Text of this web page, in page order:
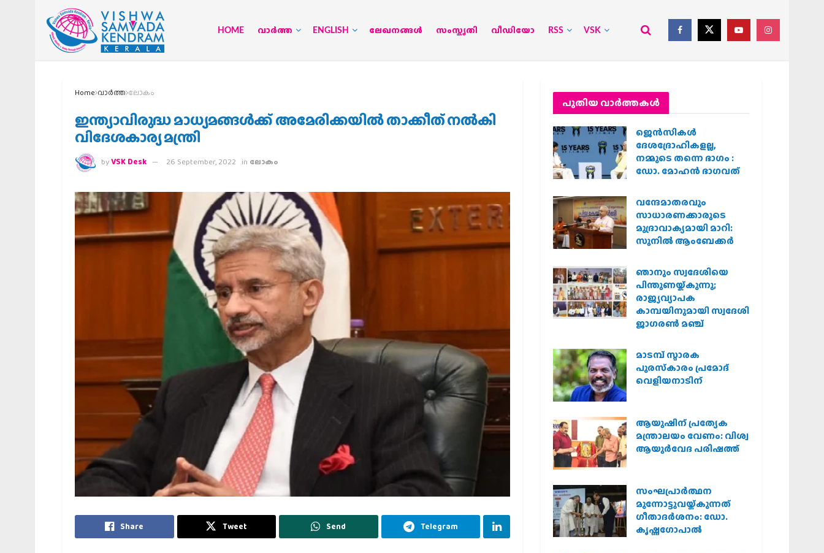
HOME വാര്‍ത്ത ENGLISH ലേഖനങ്ങള്‍ സംസ്കൃതി വീഡിയോ RSS VSK
Home വാര്‍ത്ത ലോകം
ഇന്ത്യാവിരുദ്ധ മാധ്യമങ്ങള്‍ക്ക് അമേരിക്കയില്‍ താക്കീത് നല്‍കി
വിദേശകാര്യ മന്ത്രി
byVSK Desk 26 September, 2022 in ലോകം
Share Tweet Send Telegram
പുതിയ വാര്‍ത്തകള്‍
ജെന്‍സികള്‍
ദേശദ്രോഹികളല്ല,
നമ്മുടെ തന്നെ ഭാഗം :
ഡോ. മോഹന്‍ ഭാഗവത്
വന്ദേമാതരവും
സാധാരണക്കാരുടെ
മുദ്രാവാക്യമായി മാറി:
സുനിൽ ആംബേക്കർ
ഞാനും സ്വദേശിയെ
പിന്തുണയ്ക്കുന്നു;
രാജ്യവ്യാപക
കാമ്പയിനുമായി സ്വദേശി
ജാഗരണ്‍ മഞ്ച്
മാടമ്പ് സ്മാരക
പുരസ്‌കാരം പ്രമോദ്
വെളിയനാടിന്
ആയുഷിന് പ്രത്യേക
മന്ത്രാലയം വേണം: വിശ്വ
ആയുര്‍വേദ പരിഷത്ത്
സംഘപ്രാര്‍ത്ഥന
മുന്നോട്ടുവയ്ക്കുന്നത്
ഗീതാദര്‍ശനം: ഡോ.
കൃഷ്ണഗോപാല്‍